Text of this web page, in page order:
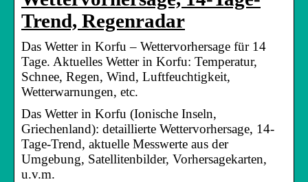
Trend, Regenradar
Das Wetter in Korfu – Wettervorhersage für 14
Tage. Aktuelles Wetter in Korfu: Temperatur,
Schnee, Regen, Wind, Luftfeuchtigkeit,
Wetterwarnungen, etc.
Das Wetter in Korfu (Ionische Inseln,
Griechenland): detaillierte Wettervorhersage, 14-
Tage-Trend, aktuelle Messwerte aus der
Umgebung, Satellitenbilder, Vorhersagekarten,
u.v.m.